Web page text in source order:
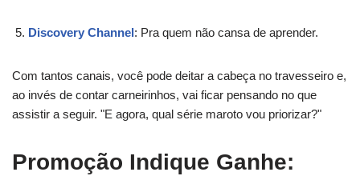
Discovery Channel: Pra quem não cansa de aprender.
Com tantos canais, você pode deitar a cabeça no travesseiro e,
ao invés de contar carneirinhos, vai ficar pensando no que
assistir a seguir. "E agora, qual série maroto vou priorizar?"
Promoção Indique Ganhe: